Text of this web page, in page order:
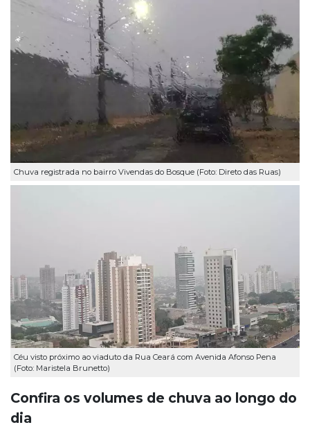
Chuva registrada no bairro Vivendas do Bosque (Foto: Direto das Ruas)
Céu visto próximo ao viaduto da Rua Ceará com Avenida Afonso Pena
(Foto: Maristela Brunetto)
Confira os volumes de chuva ao longo do
dia